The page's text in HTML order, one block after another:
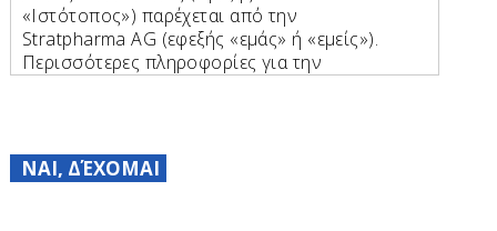
«Ιστότοπος») παρέχεται από την
Stratpharma AG (εφεξής «εμάς» ή «εμείς»).
Περισσότερες πληροφορίες για την
Aeschenvorstadt 57
CH-4051 Βασιλεία
ΝΑΙ, ΔΈΧΟΜΑΙ